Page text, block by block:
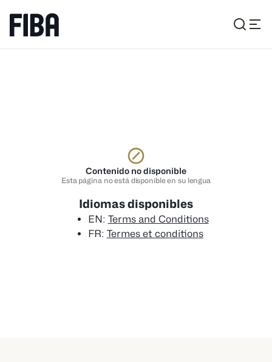
Contenido no disponible
Esta página no está disponible en su lengua
Idiomas disponibles
EN: Terms and Conditions
FR: Termes et conditions